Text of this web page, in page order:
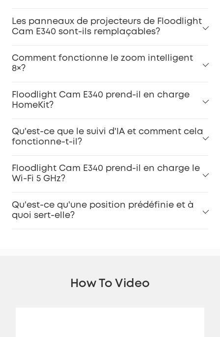
Les panneaux de projecteurs de Floodlight
Cam E340 sont-ils remplaçables?
Comment fonctionne le zoom intelligent
8×?
Floodlight Cam E340 prend-il en charge
HomeKit?
Qu'est-ce que le suivi d'IA et comment cela
fonctionne-t-il?
Floodlight Cam E340 prend-il en charge le
Wi-Fi 5 GHz?
Qu'est-ce qu'une position prédéfinie et à
quoi sert-elle?
How To Video